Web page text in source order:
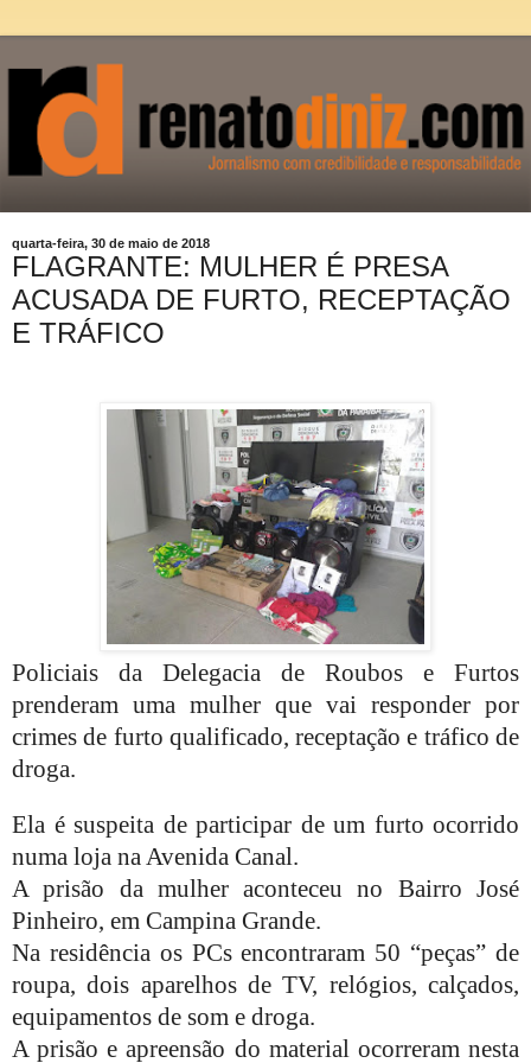
quarta-feira, 30 de maio de 2018
FLAGRANTE: MULHER É PRESA
ACUSADA DE FURTO, RECEPTAÇÃO
E TRÁFICO
Policiais da Delegacia de Roubos e Furtos
prenderam uma mulher que vai responder por
crimes de furto qualificado, receptação e tráfico de
droga.
Ela é suspeita de participar de um furto ocorrido
numa loja na Avenida Canal.
A prisão da mulher aconteceu no Bairro José
Pinheiro, em Campina Grande.
Na residência os PCs encontraram 50 “peças” de
roupa, dois aparelhos de TV, relógios, calçados,
equipamentos de som e droga.
A prisão e apreensão do material ocorreram nesta